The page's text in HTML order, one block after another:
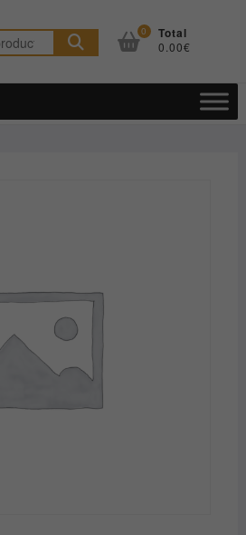
Buscar
por:
0 Total
0.00€